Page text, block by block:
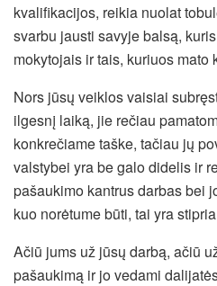
kvalifikacijos, reikia nuolat
svarbu jausti savyje balsą,
mokytojais ir tais, kuriuos mato
Nors jūsų veiklos vaisiai
ilgesnį laiką, jie rečiau
konkrečiame taške, tačiau jų
valstybei yra be galo didelis ir
pašaukimo kantrus darbas bei
kuo norėtume būti, tai yra
Ačiū jums už jūsų darbą, ačiū
pašaukimą ir jo vedami